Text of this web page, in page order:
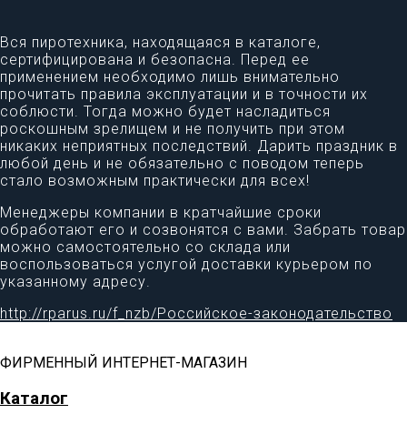
Вся пиротехника, находящаяся в каталоге,
сертифицирована и безопасна. Перед ее
применением необходимо лишь внимательно
прочитать правила эксплуатации и в точности их
соблюсти. Тогда можно будет насладиться
роскошным зрелищем и не получить при этом
никаких неприятных последствий. Дарить праздник в
любой день и не обязательно с поводом теперь
стало возможным практически для всех!
Менеджеры компании в кратчайшие сроки
обработают его и созвонятся с вами. Забрать товар
можно самостоятельно со склада или
воспользоваться услугой доставки курьером по
указанному адресу.
http://rparus.ru/f_nzb/Российское-законодательство
ФИРМЕННЫЙ ИНТЕРНЕТ-МАГАЗИН
Каталог